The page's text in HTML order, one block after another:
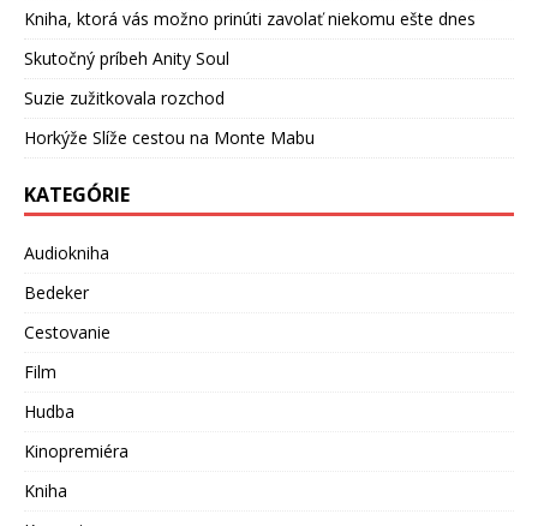
Kniha, ktorá vás možno prinúti zavolať niekomu ešte dnes
Skutočný príbeh Anity Soul
Suzie zužitkovala rozchod
Horkýže Slíže cestou na Monte Mabu
KATEGÓRIE
Audiokniha
Bedeker
Cestovanie
Film
Hudba
Kinopremiéra
Kniha